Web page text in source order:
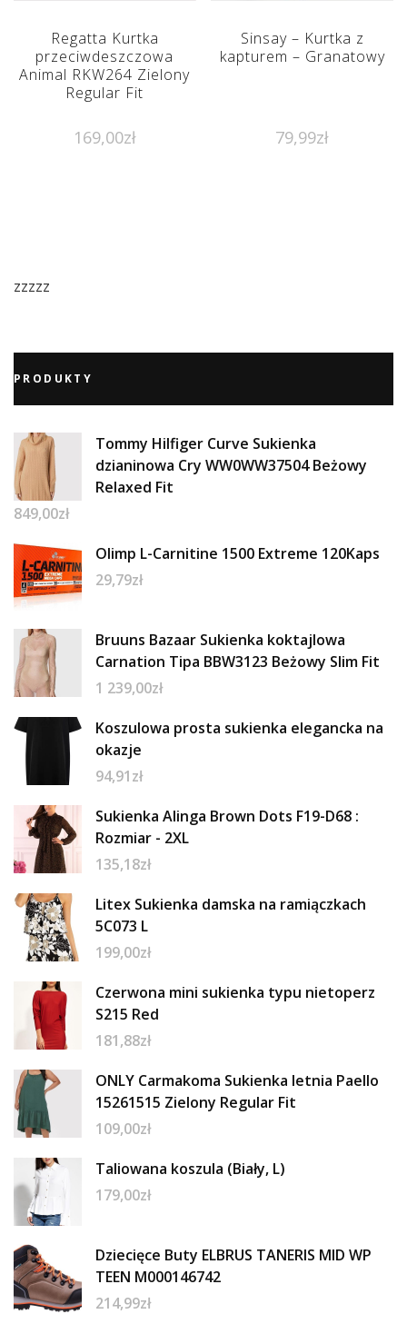
Regatta Kurtka
przeciwdeszczowa
Animal RKW264 Zielony
Regular Fit
169,00zł
Sinsay – Kurtka z
kapturem – Granatowy
79,99zł
zzzzz
PRODUKTY
Tommy Hilfiger Curve Sukienka
dzianinowa Cry WW0WW37504 Beżowy
Relaxed Fit
849,00zł
Olimp L-Carnitine 1500 Extreme 120Kaps
29,79zł
Bruuns Bazaar Sukienka koktajlowa
Carnation Tipa BBW3123 Beżowy Slim Fit
1 239,00zł
Koszulowa prosta sukienka elegancka na
okazje
94,91zł
Sukienka Alinga Brown Dots F19-D68 :
Rozmiar - 2XL
135,18zł
Litex Sukienka damska na ramiączkach
5C073 L
199,00zł
Czerwona mini sukienka typu nietoperz
S215 Red
181,88zł
ONLY Carmakoma Sukienka letnia Paello
15261515 Zielony Regular Fit
109,00zł
Taliowana koszula (Biały, L)
179,00zł
Dziecięce Buty ELBRUS TANERIS MID WP
TEEN M000146742
214,99zł